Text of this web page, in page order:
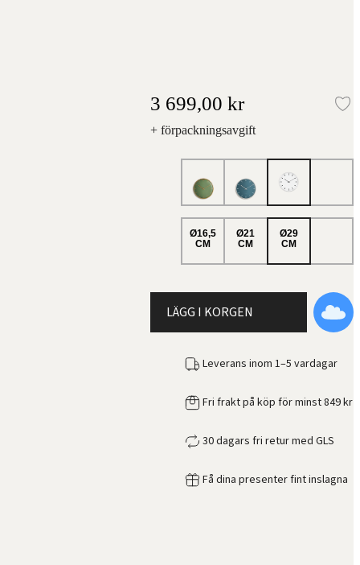
3 699,00 kr
+ förpackningsavgift
Ø16,5
CM
Ø21
CM
Ø29
CM
LÄGG I KORGEN
Leverans inom 1–5 vardagar
Fri frakt på köp för minst 849 kr
30 dagars fri retur med GLS
Få dina presenter fint inslagna